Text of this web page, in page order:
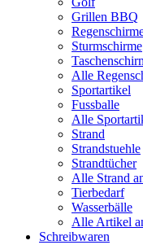
Grillen BBQ
Sturmschirme
Alle
Sportartikel
Fussballe
Alle
Strand
Strandstuehle
Strandtücher
Alle Strand
Tierbedarf
Wasserbälle
Alle Artikel
Schreibwaren